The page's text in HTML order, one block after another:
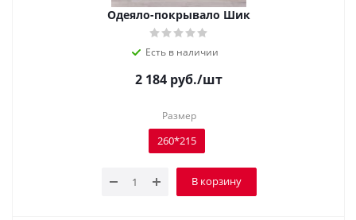
Одеяло-покрывало Шик
Есть в наличии
2 184 руб./шт
Размер
260*215
В корзину